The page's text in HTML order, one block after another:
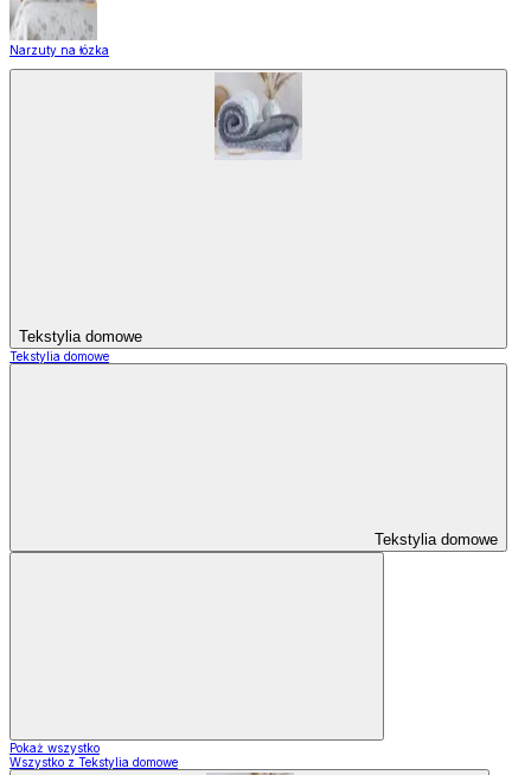
Narzuty na łózka
Tekstylia domowe
Tekstylia domowe
Tekstylia domowe
Pokaż wszystko
Wszystko z Tekstylia domowe